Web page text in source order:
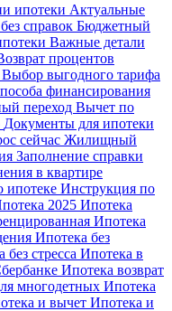
ипотеки Актуальные
справок Бюджетный
Важные детали
процентов
Выбор выгодного тарифа
финансирования
переход Вычет по
Документы для ипотеки
сейчас Жилищный
Заполнение справки
в квартире
ипотеке Инструкция по
2025 Ипотека
Ипотека
Ипотека без
без стресса Ипотека в
Ипотека возврат
многодетных Ипотека
и вычет Ипотека и